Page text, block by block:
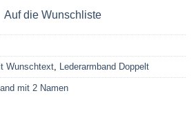
Auf die Wunschliste
Wunschtext Lederarmband Doppelt
mit 2 Namen